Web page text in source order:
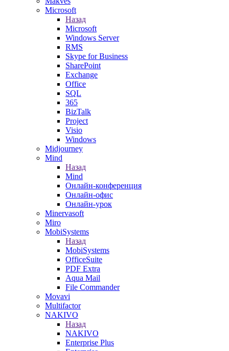
Microsoft
Назад
Microsoft
Windows Server
RMS
Skype for Business
SharePoint
Exchange
Office
SQL
365
BizTalk
Project
Visio
Windows
Midjourney
Mind
Назад
Mind
Онлайн-конференция
Онлайн-офис
Онлайн-урок
Minervasoft
Miro
MobiSystems
Назад
MobiSystems
OfficeSuite
PDF Extra
Aqua Mail
File Commander
Movavi
Multifactor
NAKIVO
Назад
NAKIVO
Enterprise Plus